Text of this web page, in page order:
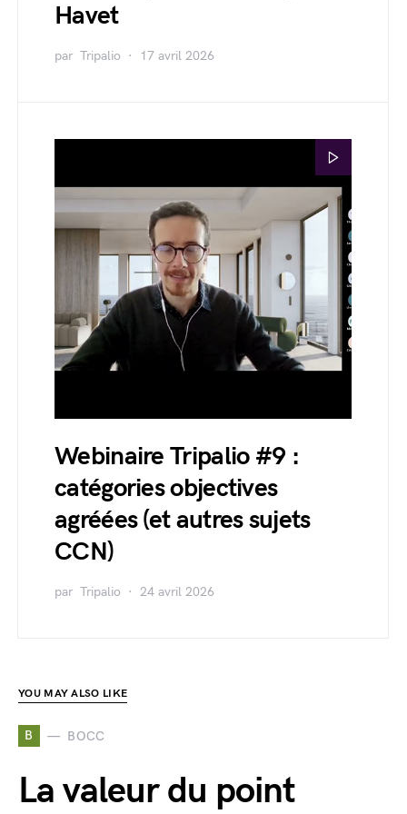
Havet
par Tripalio 17 avril 2026
Webinaire Tripalio #9 :
catégories objectives
agréées (et autres sujets
CCN)
par Tripalio 24 avril 2026
YOU MAY ALSO LIKE
B BOCC
La valeur du point